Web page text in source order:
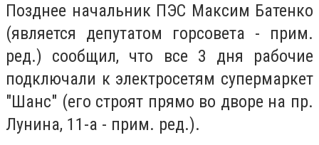
Позднее начальник ПЭС Максим Батенко
(является депутатом горсовета - прим.
ред.) сообщил, что все 3 дня рабочие
подключали к электросетям супермаркет
"Шанс" (его строят прямо во дворе на пр.
Лунина, 11-а - прим. ред.).